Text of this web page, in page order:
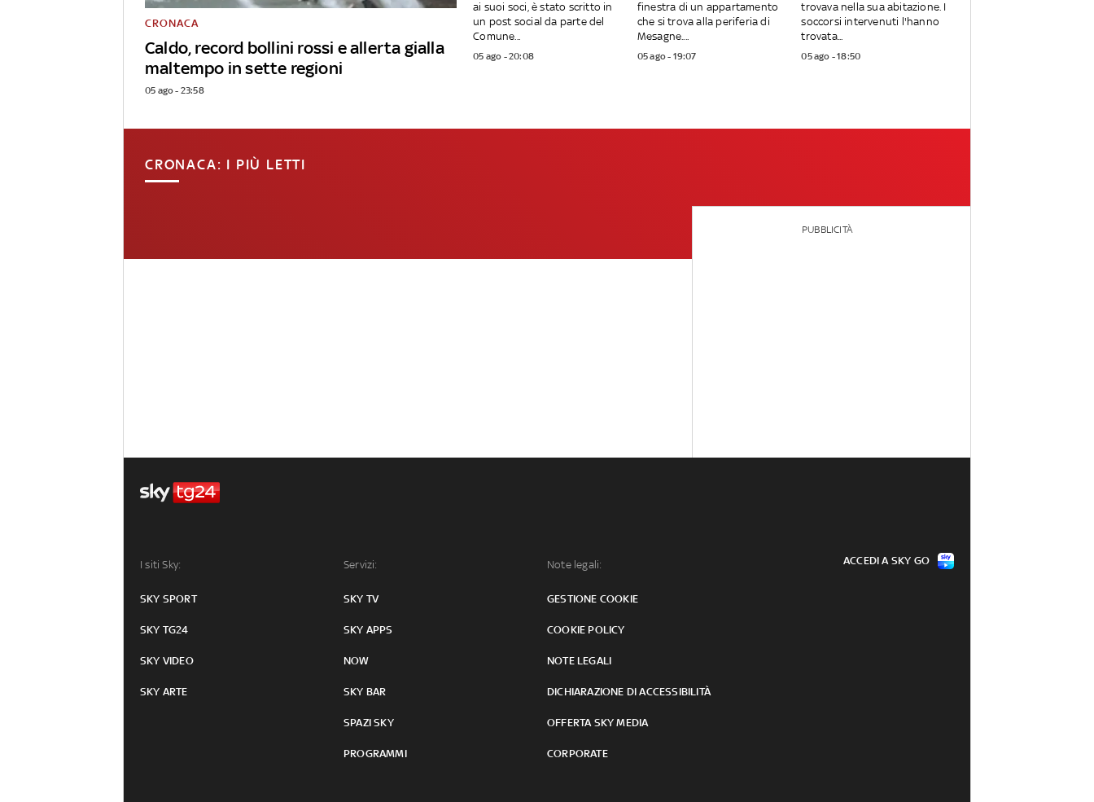
Caldo, record bollini rossi e allerta gialla
maltempo in sette regioni
CRONACA
05 ago - 23:58
ai suoi soci, è stato scritto in
un post social da parte del
Comune...
05 ago - 20:08
finestra di un appartamento
che si trova alla periferia di
Mesagne....
05 ago - 19:07
trovava nella sua abitazione. I
soccorsi intervenuti l'hanno
trovata...
05 ago - 18:50
CRONACA: I PIÙ LETTI
PUBBLICITÀ
I siti Sky:
SKY SPORT
SKY TG24
SKY VIDEO
SKY ARTE
Servizi:
SKY TV
SKY APPS
NOW
SKY BAR
SPAZI SKY
PROGRAMMI
Note legali:
GESTIONE COOKIE
COOKIE POLICY
NOTE LEGALI
DICHIARAZIONE DI ACCESSIBILITÀ
OFFERTA SKY MEDIA
CORPORATE
ACCEDI A SKY GO